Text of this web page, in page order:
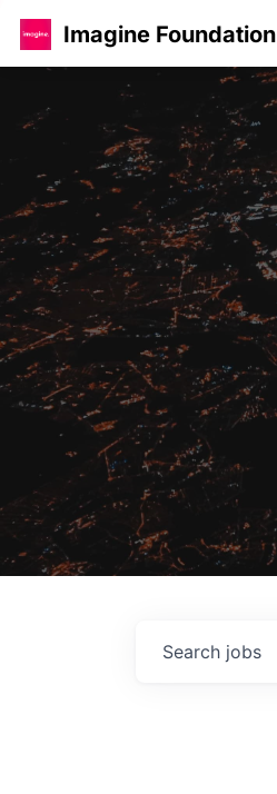
Imagine Foundation
Search jobs